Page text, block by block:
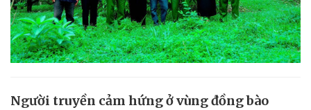
Người truyền cảm hứng ở vùng đồng bào